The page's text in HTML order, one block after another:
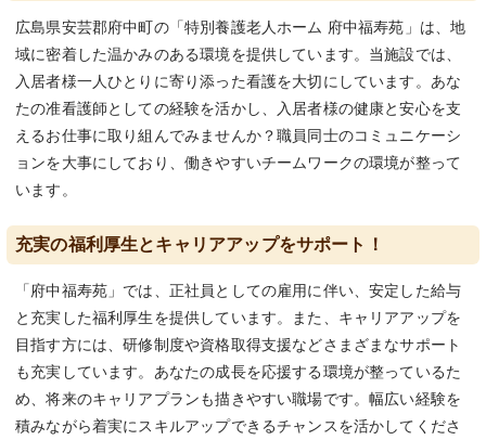
広島県安芸郡府中町の「特別養護老人ホーム 府中福寿苑」は、地
域に密着した温かみのある環境を提供しています。当施設では、
入居者様一人ひとりに寄り添った看護を大切にしています。あな
たの准看護師としての経験を活かし、入居者様の健康と安心を支
えるお仕事に取り組んでみませんか？職員同士のコミュニケーシ
ョンを大事にしており、働きやすいチームワークの環境が整って
います。
充実の福利厚生とキャリアアップをサポート！
「府中福寿苑」では、正社員としての雇用に伴い、安定した給与
と充実した福利厚生を提供しています。また、キャリアアップを
目指す方には、研修制度や資格取得支援などさまざまなサポート
も充実しています。あなたの成長を応援する環境が整っているた
め、将来のキャリアプランも描きやすい職場です。幅広い経験を
積みながら着実にスキルアップできるチャンスを活かしてくださ